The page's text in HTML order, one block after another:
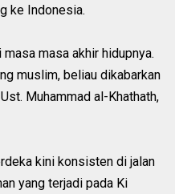
ke Indonesia.
masa akhir hidupnya.
muslim, beliau dikabarkan
Muhammad al-Khathath,
kini konsisten di jalan
yang terjadi pada Ki